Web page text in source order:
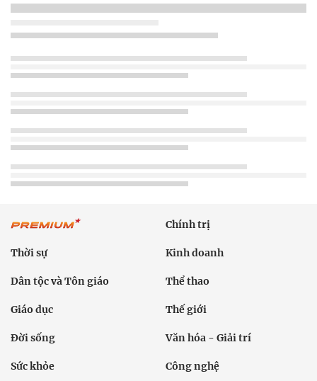
Chính trị
Thời sự Kinh doanh
Dân tộc và Tôn giáo Thể thao
Giáo dục Thế giới
Đời sống Văn hóa - Giải trí
Sức khỏe Công nghệ